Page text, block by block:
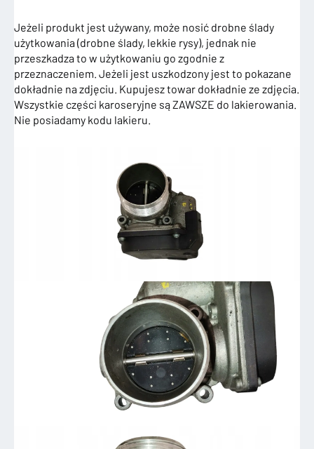
Jeżeli produkt jest używany, może nosić drobne ślady
użytkowania (drobne ślady, lekkie rysy), jednak nie
przeszkadza to w użytkowaniu go zgodnie z
przeznaczeniem. Jeżeli jest uszkodzony jest to pokazane
dokładnie na zdjęciu. Kupujesz towar dokładnie ze zdjęcia.
Wszystkie części karoseryjne są ZAWSZE do lakierowania.
Nie posiadamy kodu lakieru.